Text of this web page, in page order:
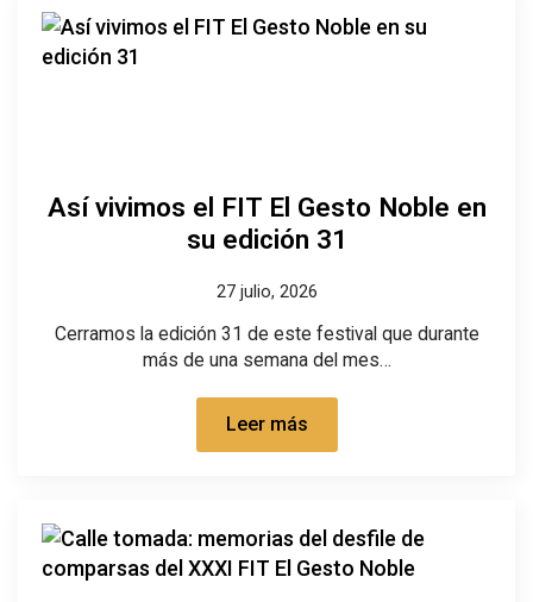
Así vivimos el FIT El Gesto Noble en
su edición 31
27 julio, 2026
Cerramos la edición 31 de este festival que durante
más de una semana del mes…
Leer más